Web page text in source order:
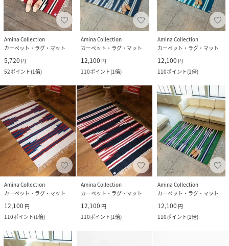
Amina Collection
カーペット・ラグ・マット
5,720 円
52ポイント(1倍)
Amina Collection
カーペット・ラグ・マット
12,100 円
110ポイント(1倍)
Amina Collection
カーペット・ラグ・マット
12,100 円
110ポイント(1倍)
Amina Collection
カーペット・ラグ・マット
12,100 円
110ポイント(1倍)
Amina Collection
カーペット・ラグ・マット
12,100 円
110ポイント(1倍)
Amina Collection
カーペット・ラグ・マット
12,100 円
110ポイント(1倍)